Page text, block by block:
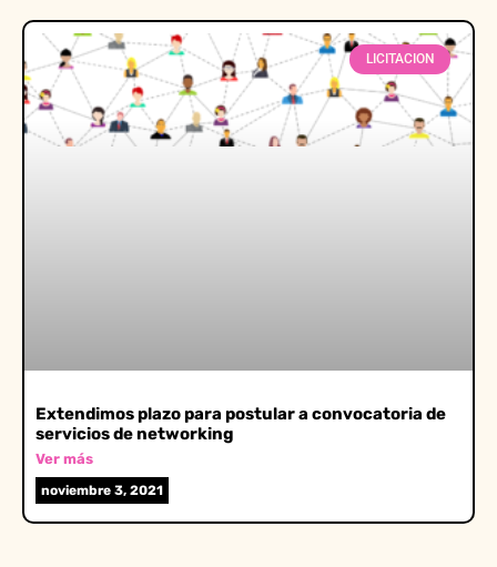
LICITACION
Extendimos plazo para postular a convocatoria de
servicios de networking
Ver más
noviembre 3, 2021